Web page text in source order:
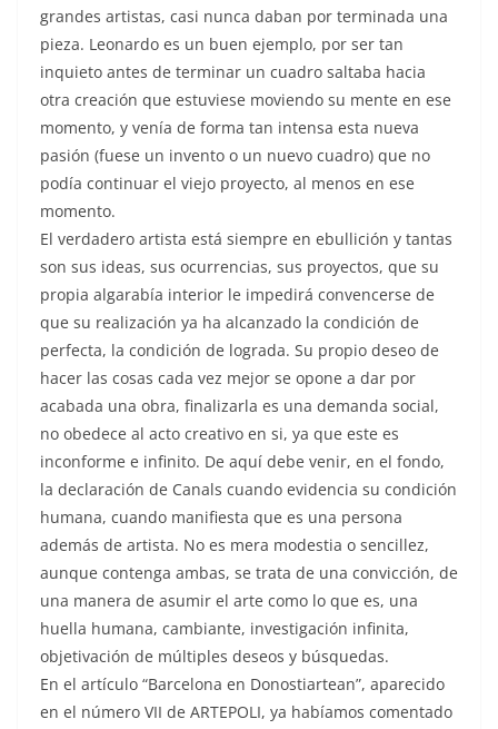
grandes artistas, casi nunca daban por terminada una
pieza. Leonardo es un buen ejemplo, por ser tan
inquieto antes de terminar un cuadro saltaba hacia
otra creación que estuviese moviendo su mente en ese
momento, y venía de forma tan intensa esta nueva
pasión (fuese un invento o un nuevo cuadro) que no
podía continuar el viejo proyecto, al menos en ese
momento.
El verdadero artista está siempre en ebullición y tantas
son sus ideas, sus ocurrencias, sus proyectos, que su
propia algarabía interior le impedirá convencerse de
que su realización ya ha alcanzado la condición de
perfecta, la condición de lograda. Su propio deseo de
hacer las cosas cada vez mejor se opone a dar por
acabada una obra, finalizarla es una demanda social,
no obedece al acto creativo en si, ya que este es
inconforme e infinito. De aquí debe venir, en el fondo,
la declaración de Canals cuando evidencia su condición
humana, cuando manifiesta que es una persona
además de artista. No es mera modestia o sencillez,
aunque contenga ambas, se trata de una convicción, de
una manera de asumir el arte como lo que es, una
huella humana, cambiante, investigación infinita,
objetivación de múltiples deseos y búsquedas.
En el artículo “Barcelona en Donostiartean”, aparecido
en el número VII de ARTEPOLI, ya habíamos comentado